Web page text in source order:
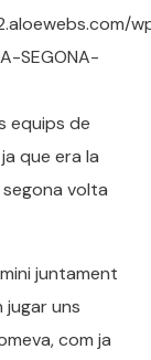
equips de
que era la
volta
juntament
jugar uns
com ja